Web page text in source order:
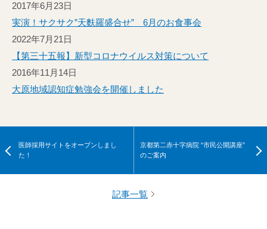
2017年6月23日
実演！サクサク”天麩羅盛合せ” 6月のお食事会
2022年7月21日
【第三十五報】新型コロナウイルス対策について
2016年11月14日
大原地域認知症勉強会を開催しました
医師採用サイトをオープンしまし
た！
京都第二赤十字病院 “市民公開講座”
のご案内
記事一覧